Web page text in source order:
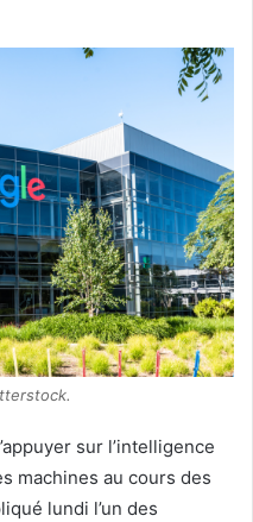
sur l’intelligence
machines au cours des
lundi l’un des